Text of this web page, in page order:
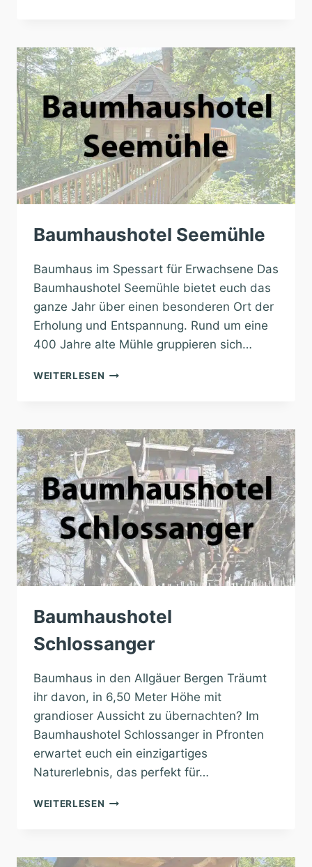
Baumhaushotel Seemühle
Baumhaus im Spessart für Erwachsene Das
Baumhaushotel Seemühle bietet euch das
ganze Jahr über einen besonderen Ort der
Erholung und Entspannung. Rund um eine
400 Jahre alte Mühle gruppieren sich…
WEITERLESEN BAUMHAUSHOTEL
Baumhaushotel
Schlossanger
Baumhaus in den Allgäuer Bergen Träumt
ihr davon, in 6,50 Meter Höhe mit
grandioser Aussicht zu übernachten? Im
Baumhaushotel Schlossanger in Pfronten
erwartet euch ein einzigartiges
Naturerlebnis, das perfekt für…
WEITERLESEN BAUMHAUSHOTEL